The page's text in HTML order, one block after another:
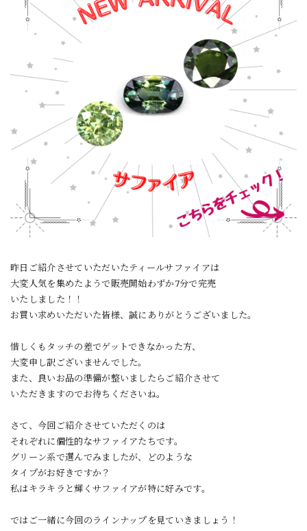
昨日ご紹介させていただいたティールサファイアは
大変人気を集めたようで販売開始わずか7分で完売
いたしました！！
お買い求めいただいた皆様、誠にありがとうございました。
惜しくもタッチの差でゲットできなかった方、
大変申し訳ございませんでした。
また、良いお品の準備が整いましたらご紹介させて
いただきますのでお待ちくださいね。
さて、今回ご紹介させていただくのは
それぞれに個性的なサファイアたちです。
グリーン系で選んでみましたが、どのような
タイプがお好きですか？
私はキラキラと輝くサファイアが特に好みです。
ではご一緒に今回のラインナップを見ていきましょう！